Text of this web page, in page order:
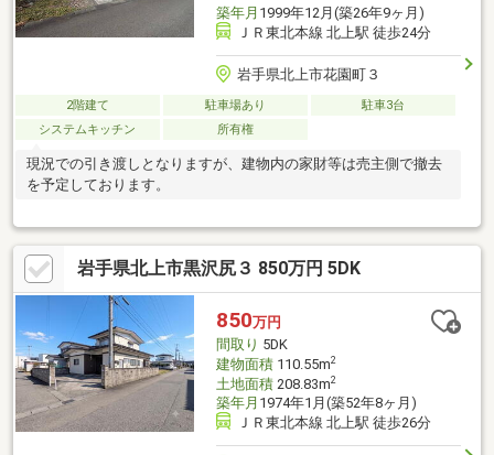
築年月 1999年12月(築26年9ヶ月)
ＪＲ東北本線 北上駅 徒歩24分
岩手県北上市花園町３
2階建て 駐車場あり
駐車3台
システムキッチン
所有権
現況での引き渡しとなりますが、建物内の家財等は売主側で撤去
を予定しております。
岩手県北上市黒沢尻３ 850万円 5DK
850万円
間取り 5DK
建物面積110.55m2
土地面積208.83m2
築年月 1974年1月(築52年8ヶ月)
ＪＲ東北本線 北上駅 徒歩26分